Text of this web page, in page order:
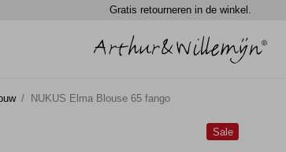
Gratis retourneren in de winkel.
Spaar automatisch 5% in waardecheque punten.
NUKUS Elma Blouse 65 fango
Sale